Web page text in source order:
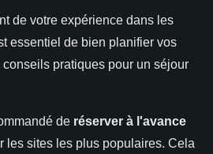
de votre expérience dans les
essentiel de bien planifier vos
pratiques pour un séjour
de réserver à l'avance
les sites les plus populaires. Cela